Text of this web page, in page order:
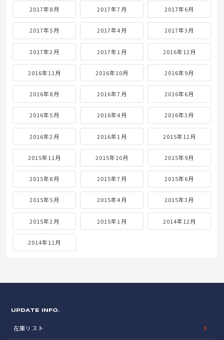
2017年8月 2017年7月 2017年6月
2017年5月 2017年4月 2017年3月
2017年2月 2017年1月 2016年12月
2016年11月 2016年10月 2016年9月
2016年8月 2016年7月 2016年6月
2016年5月 2016年4月 2016年3月
2016年2月 2016年1月 2015年12月
2015年11月 2015年10月 2015年9月
2015年8月 2015年7月 2015年6月
2015年5月 2015年4月 2015年3月
2015年2月 2015年1月 2014年12月
2014年11月
UPDATE INFO.
在庫リスト